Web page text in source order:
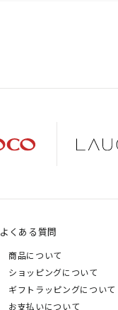
よくある質問
商品について
ショッピングについて
ギフトラッピングについて
お支払いについて